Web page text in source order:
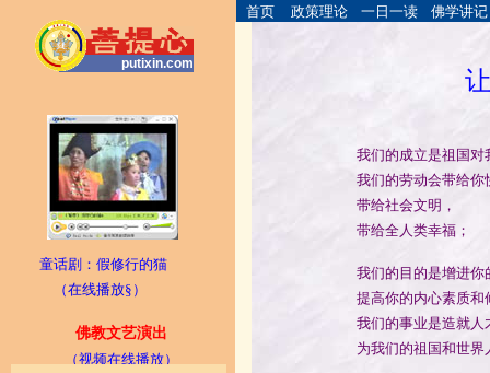
putixin.com
佛教文艺演出
（视频在线播放）
童话剧：假修行的猫
（在线播放§）
首页 政策理论 一日一读 佛学讲记
我们的成立是祖国对
我们的劳动会带给你快
带给社会文明，
带给全人类幸福；
我们的目的是增进你的
提高你的内心素质和修
我们的事业是造就人
为我们的祖国和世界人民贡